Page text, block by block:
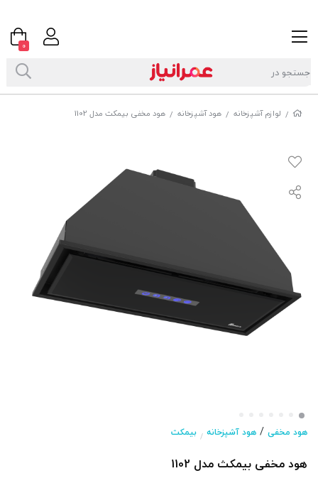
/ لوازم آشپزخانه / هود آشپزخانه / هود مخفی بیمکث مدل 1102
هود مخفی / هود آشپزخانه / بیمکث
هود مخفی بیمکث مدل 1102
0